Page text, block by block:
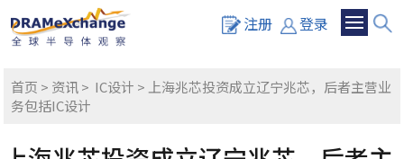
注册 登录
首页 > 资讯> IC设计 > 上海兆芯投资成立辽宁兆芯，后者主营业
务包括IC设计